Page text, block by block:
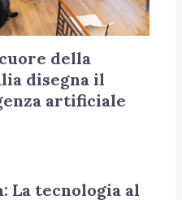
della
disegna il
artificiale
La tecnologia al